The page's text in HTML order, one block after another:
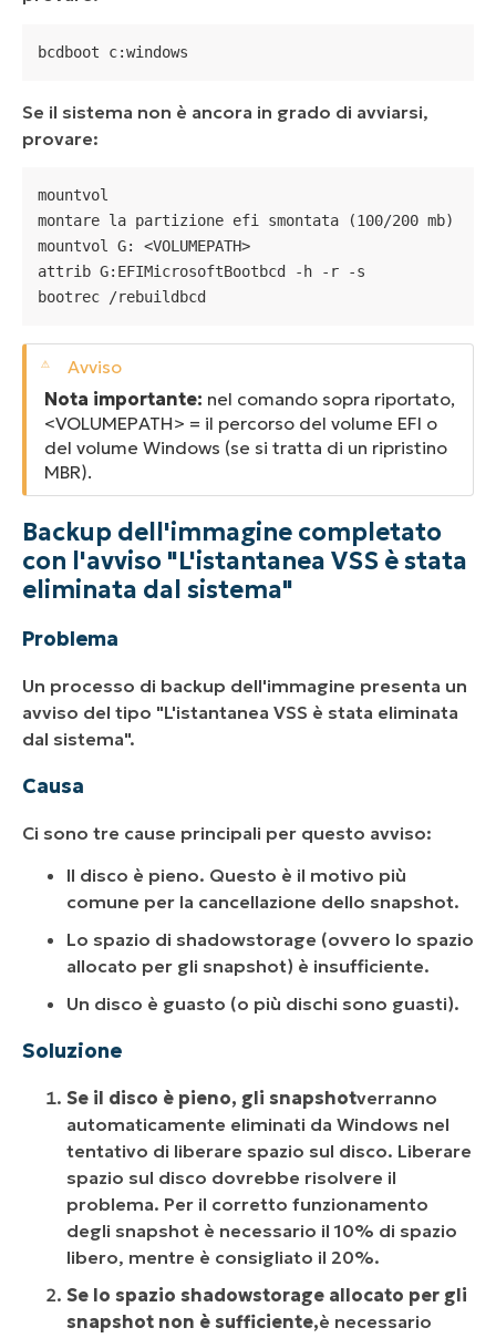
bcdboot c:windows
Se il sistema non è ancora in grado di avviarsi,
provare:
mountvol
montare la partizione efi smontata (100/200 mb)
mountvol G: <VOLUMEPATH>
attrib G:EFIMicrosoftBootbcd -h -r -s
bootrec /rebuildbcd
Nota importante: nel comando sopra riportato,
<VOLUMEPATH> = il percorso del volume EFI o
del volume Windows (se si tratta di un ripristino
MBR).
Backup dell'immagine completato
con l'avviso "L'istantanea VSS è stata
eliminata dal sistema"
Problema
Un processo di backup dell'immagine presenta un
avviso del tipo "L'istantanea VSS è stata eliminata
dal sistema".
Causa
Ci sono tre cause principali per questo avviso:
Il disco è pieno. Questo è il motivo più
comune per la cancellazione dello snapshot.
Lo spazio di shadowstorage (ovvero lo spazio
allocato per gli snapshot) è insufficiente.
Un disco è guasto (o più dischi sono guasti).
Soluzione
Se il disco è pieno, gli snapshotverranno
automaticamente eliminati da Windows nel
tentativo di liberare spazio sul disco. Liberare
spazio sul disco dovrebbe risolvere il
problema. Per il corretto funzionamento
degli snapshot è necessario il 10% di spazio
libero, mentre è consigliato il 20%.
Se lo spazio shadowstorage allocato per gli
snapshot non è sufficiente,è necessario